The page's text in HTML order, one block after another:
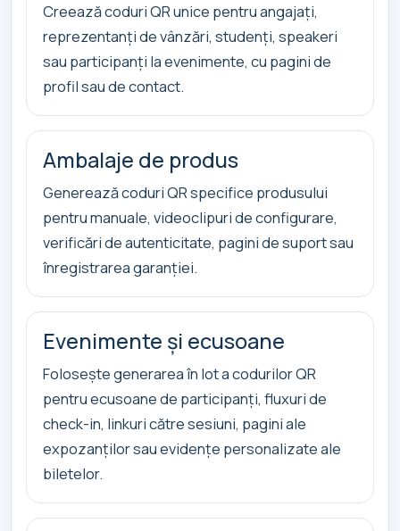
Creează coduri QR unice pentru angajați,
reprezentanți de vânzări, studenți, speakeri
sau participanți la evenimente, cu pagini de
profil sau de contact.
Ambalaje de produs
Generează coduri QR specifice produsului
pentru manuale, videoclipuri de configurare,
verificări de autenticitate, pagini de suport sau
înregistrarea garanției.
Evenimente și ecusoane
Folosește generarea în lot a codurilor QR
pentru ecusoane de participanți, fluxuri de
check-in, linkuri către sesiuni, pagini ale
expozanților sau evidențe personalizate ale
biletelor.